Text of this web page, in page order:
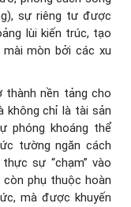
sự riêng tư được
lùi kiến trúc, tạo
mòn bởi các xu
nền tảng cho
không chỉ là tài sản
phóng khoáng thể
tường ngăn cách
sự “chạm” vào
còn phụ thuộc hoàn
mà được khuyến